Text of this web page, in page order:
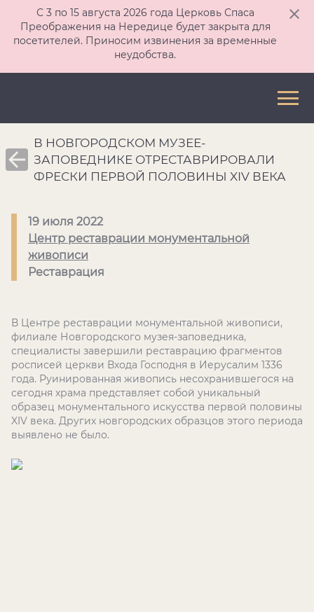
С 3 по 15 августа 2026 года Церковь Спаса
Преображения на Нередице будет закрыта для
посетителей. Приносим извинения за временные
неудобства.
В НОВГОРОДСКОМ МУЗЕЕ-
ЗАПОВЕДНИКЕ ОТРЕСТАВРИРОВАЛИ
ФРЕСКИ ПЕРВОЙ ПОЛОВИНЫ XIV ВЕКА
19 июля 2022
Центр реставрации монументальной
живописи
Реставрация
В Центре реставрации монументальной живописи,
филиале Новгородского музея-заповедника,
специалисты завершили реставрацию фрагментов
росписей церкви Входа Господня в Иерусалим 1336
года. Руинированная живопись несохранившегося на
сегодня храма представляет собой уникальный
образец монументального искусства первой половины
XIV века. Других новгородских образцов этого периода
выявлено не было.